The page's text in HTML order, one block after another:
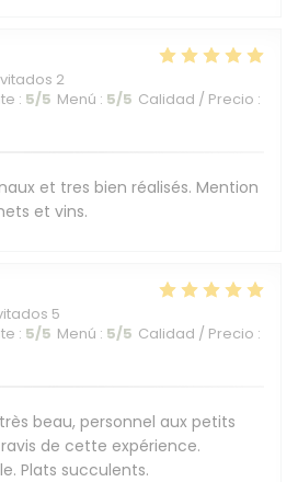
2
: 5/5 Menú : 5/5 Calidad / Precio :
et tres bien réalisés. Mention
et vins.
5
: 5/5 Menú : 5/5 Calidad / Precio :
beau, personnel aux petits
de cette expérience.
Plats succulents.